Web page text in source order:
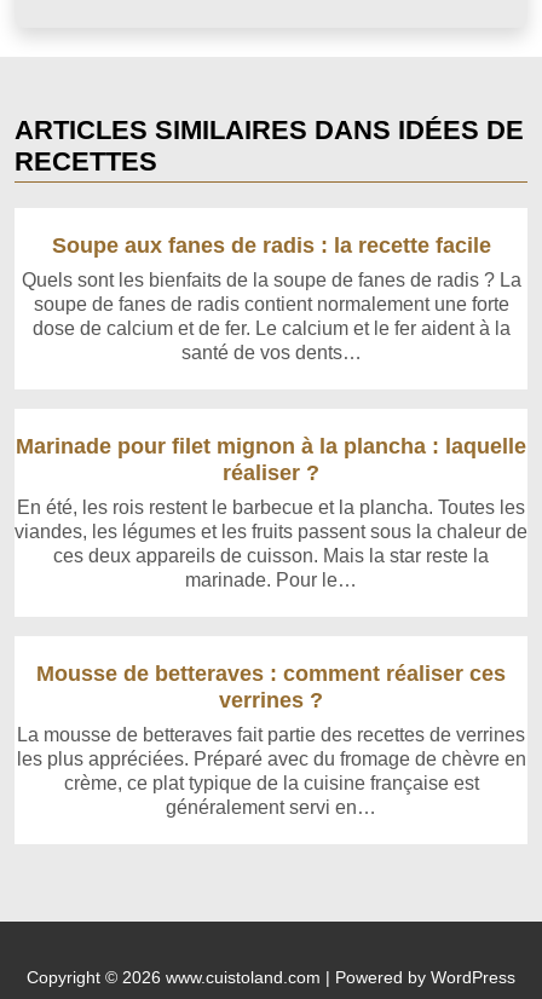
ARTICLES SIMILAIRES DANS IDÉES DE
RECETTES
Soupe aux fanes de radis : la recette facile
Quels sont les bienfaits de la soupe de fanes de radis ? La
soupe de fanes de radis contient normalement une forte
dose de calcium et de fer. Le calcium et le fer aident à la
santé de vos dents…
Marinade pour filet mignon à la plancha : laquelle
réaliser ?
En été, les rois restent le barbecue et la plancha. Toutes les
viandes, les légumes et les fruits passent sous la chaleur de
ces deux appareils de cuisson. Mais la star reste la
marinade. Pour le…
Mousse de betteraves : comment réaliser ces
verrines ?
La mousse de betteraves fait partie des recettes de verrines
les plus appréciées. Préparé avec du fromage de chèvre en
crème, ce plat typique de la cuisine française est
généralement servi en…
Copyright © 2026 www.cuistoland.com | Powered by WordPress